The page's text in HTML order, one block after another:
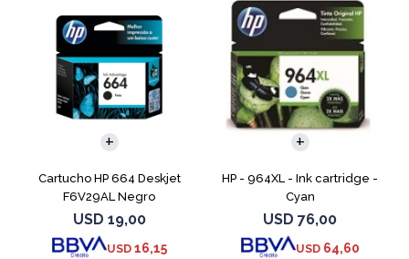
Cartucho HP 664 Deskjet
F6V29AL Negro
USD 19,00
USD 16,15
HP - 964XL - Ink cartridge -
Cyan
USD 76,00
USD 64,60